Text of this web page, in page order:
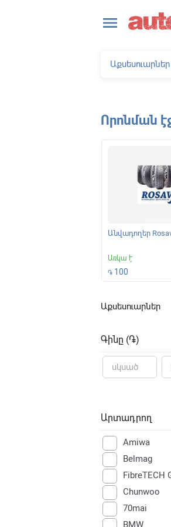
menu
Որոնման
Անվադողեր
Առկա է
֏ 100
Աքսեսուարներ
Գինը (֏)
Արտադրող
Amiwa
Belmag
FibreTECH
Chunwoo
70mai
BMW